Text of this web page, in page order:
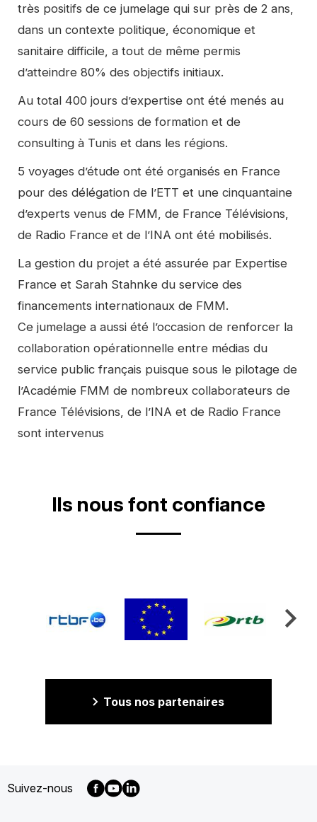
très positifs de ce jumelage qui sur près de 2 ans,
dans un contexte politique, économique et
sanitaire difficile, a tout de même permis
d’atteindre 80% des objectifs initiaux.
Au total 400 jours d’expertise ont été menés au
cours de 60 sessions de formation et de
consulting à Tunis et dans les régions.
5 voyages d’étude ont été organisés en France
pour des délégation de l’ETT et une cinquantaine
d’experts venus de FMM, de France Télévisions,
de Radio France et de l’INA ont été mobilisés.
La gestion du projet a été assurée par Expertise
France et Sarah Stahnke du service des
financements internationaux de FMM.
Ce jumelage a aussi été l’occasion de renforcer la
collaboration opérationnelle entre médias du
service public français puisque sous le pilotage de
l’Académie FMM de nombreux collaborateurs de
France Télévisions, de l’INA et de Radio France
sont intervenus
Ils nous font confiance
Tous nos partenaires
Suivez-nous